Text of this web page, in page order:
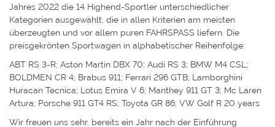
Jahres 2022 die 14 Highend-Sportler unterschiedlicher
Kategorien ausgewählt, die in allen Kriterien am meisten
überzeugten und vor allem puren FAHRSPASS liefern. Die
preisgekrönten Sportwagen in alphabetischer Reihenfolge:
ABT RS 3-R; Aston Martin DBX 70; Audi RS 3; BMW M4 CSL;
BOLDMEN CR 4; Brabus 911; Ferrari 296 GTB; Lamborghini
Huracan Tecnica; Lotus Emira V 6; Manthey 911 GT 3; Mc Laren
Artura; Porsche 911 GT4 RS; Toyota GR 86; VW Golf R 20 years
Wir freuen uns sehr, bereits ein Jahr nach der Einführung